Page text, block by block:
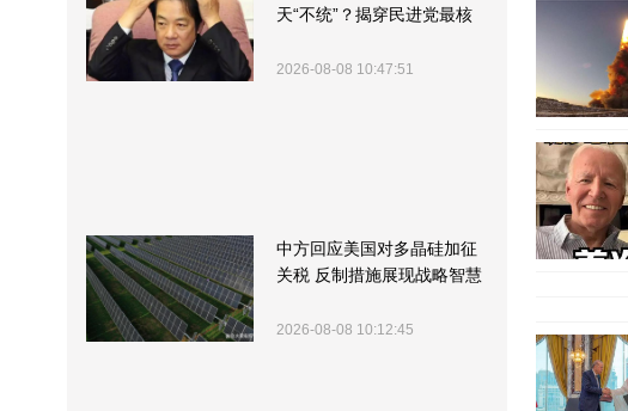
天“不统”？揭穿民进党最核
2026-08-08 10:47:51
中方回应美国对多晶硅加征
关税 反制措施展现战略智慧
2026-08-08 10:12:45